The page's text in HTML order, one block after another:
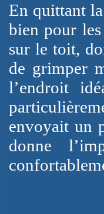
En quittant
bien pour
sur le toit,
de grimper
l’endroit
envoyait un
donne